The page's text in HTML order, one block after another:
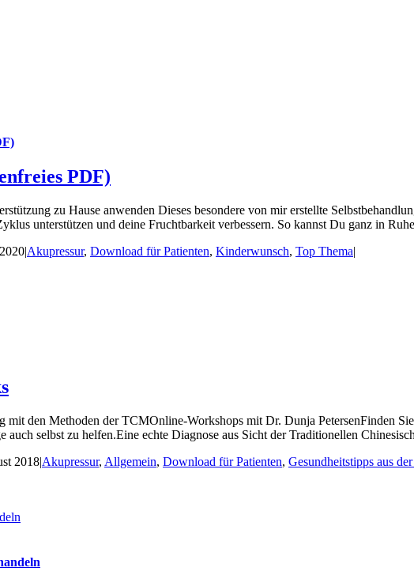
PDF)
zu Hause anwenden Dieses besondere von mir erstellte
unterstützen und deine Fruchtbarkeit verbessern. So kannst Du ganz in
|Akupressur, Download für Patienten, Kinderwunsch, Top Thema|
den Methoden der TCMOnline-Workshops mit Dr. Dunja PetersenFinden
auch selbst zu helfen.Eine echte Diagnose aus Sicht der Traditionellen
2018|Akupressur, Allgemein, Download für Patienten, Gesundheitstipps aus